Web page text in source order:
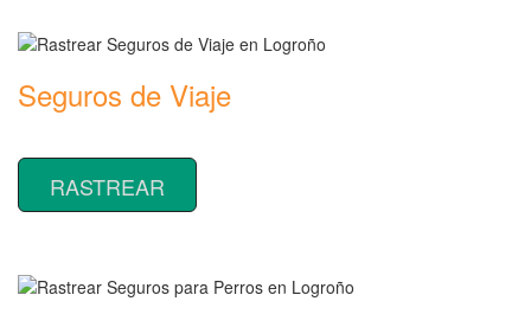
Seguros de Viaje
RASTREAR